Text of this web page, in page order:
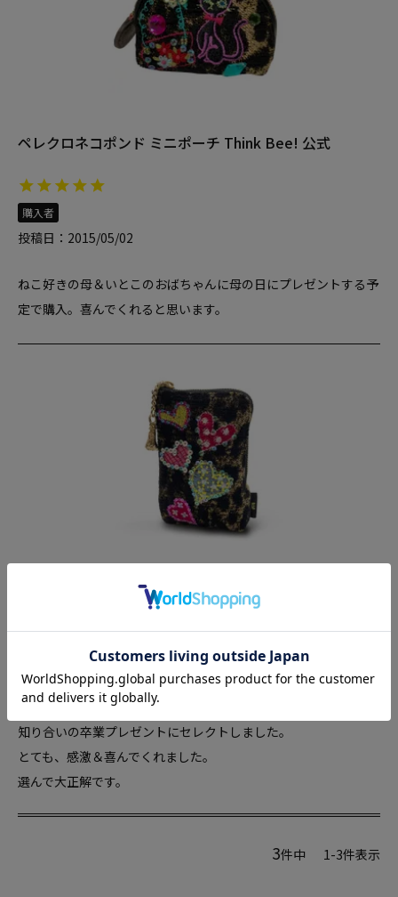
ペレクロネコポンド ミニポーチ Think Bee! 公式
購入者
投稿日 2015/05/02
ねこ好きの母＆いとこのおばちゃんに母の日にプレゼントする予
定で購入。喜んでくれると思います。
アニマルハート ポーチ Think Bee! 公式
投稿日 2015/05/02
知り合いの卒業プレゼントにセレクトしました。
とても、感激＆喜んでくれました。
選んで大正解です。
3件中 1 -3件表示